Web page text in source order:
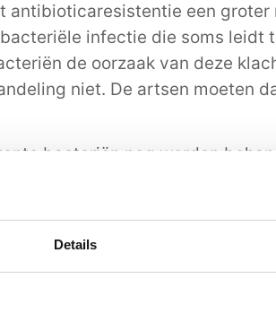
Details
antibioticaresistentie een groter
infectie die soms leidt
de oorzaak van deze
niet. De artsen moeten
bacteriën nog worden
doden. Vervolgens schrijft hij
zijn er meerdere